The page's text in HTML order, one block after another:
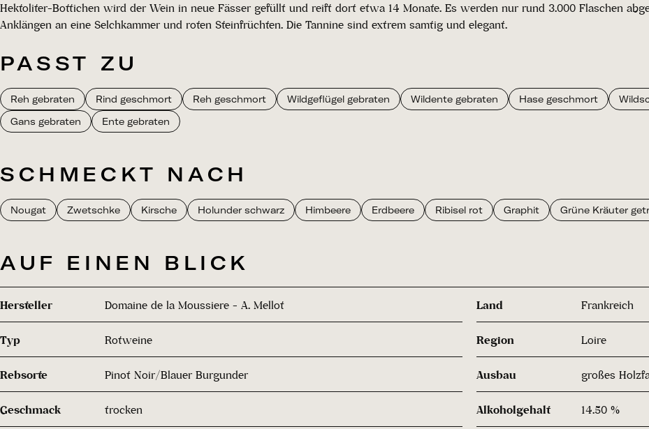
Hektoliter-Bottichen wird der Wein in neue Fässer gefüllt und reift dort etwa 14 Monate. Es werden nur rund 3.000 Flaschen
Anklängen an eine Selchkammer und roten Steinfrüchten. Die Tannine sind extrem samtig und elegant.
PASST ZU
Reh gebraten Rind geschmort Reh geschmort Wildgeflügel gebraten Wildente gebraten Hase geschmort
Gans gebraten
Ente gebraten
SCHMECKT NACH
Nougat Zwetschke Kirsche Holunder schwarz Himbeere Erdbeere Ribisel rot Graphit Grüne Kräuter
AUF EINEN BLICK
Hersteller Domaine de la Moussiere - A. Mellot Land Frankreich
Typ Rotweine Region Loire
Rebsorte Pinot Noir/Blauer Burgunder Ausbau großes
Geschmack trocken Alkoholgehalt 14.50 %